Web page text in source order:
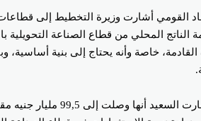
أشارت وزيرة التخطيط إلى قطاعات